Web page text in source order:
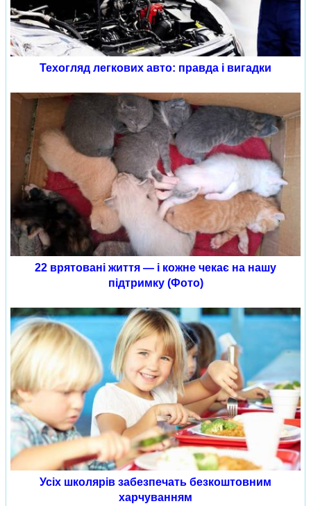
Техогляд легкових авто: правда і вигадки
22 врятовані життя — і кожне чекає на нашу
підтримку (Фото)
Усіх школярів забезпечать безкоштовним
харчуванням